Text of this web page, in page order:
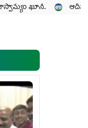
ఖూనీ.. ఆదివాసీల